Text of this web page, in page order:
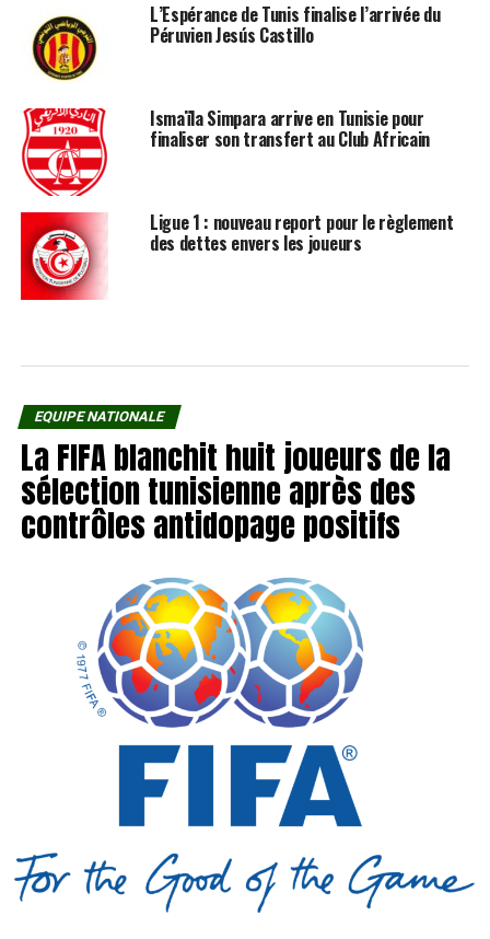
L’Espérance de Tunis finalise l’arrivée du
Péruvien Jesús Castillo
Ismaïla Simpara arrive en Tunisie pour
finaliser son transfert au Club Africain
Ligue 1 : nouveau report pour le règlement
des dettes envers les joueurs
EQUIPE NATIONALE
La FIFA blanchit huit joueurs de la
sélection tunisienne après des
contrôles antidopage positifs